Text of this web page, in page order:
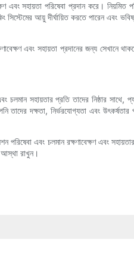
এবং সহায়তা পরিষেবা প্রদান করে। নিয়মিত
সিস্টেমের আয়ু দীর্ঘায়িত করতে পারেন এবং
এবং সহায়তা প্রদানের জন্য সেখানে
সহায়তার প্রতি তাদের নিষ্ঠার সাথে,
তাদের দক্ষতা, নির্ভরযোগ্যতা এবং
পরিষেবা এবং চলমান রক্ষণাবেক্ষণ এবং
আস্থা রাখুন।